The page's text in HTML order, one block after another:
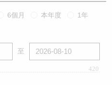
6個月 本年度 1年
至
420